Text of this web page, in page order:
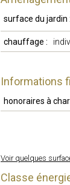
surface du jardin :
chauffage :
Informations
honoraires à
Voir quelques
Classe